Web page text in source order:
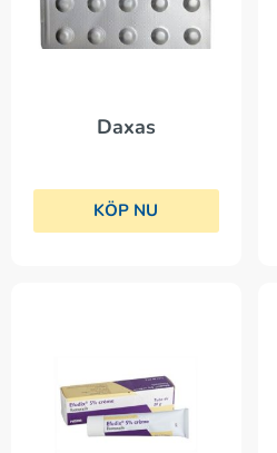
Daxas
KÖP NU